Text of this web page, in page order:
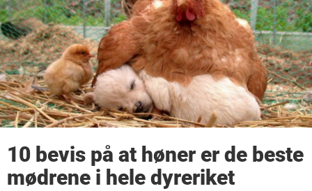
10 bevis på at høner er de beste
mødrene i hele dyreriket